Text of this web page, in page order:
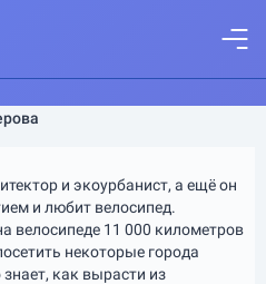
и экоурбанист, а ещё он
и любит велосипед.
велосипеде 11 000 километров
некоторые города
как вырасти из